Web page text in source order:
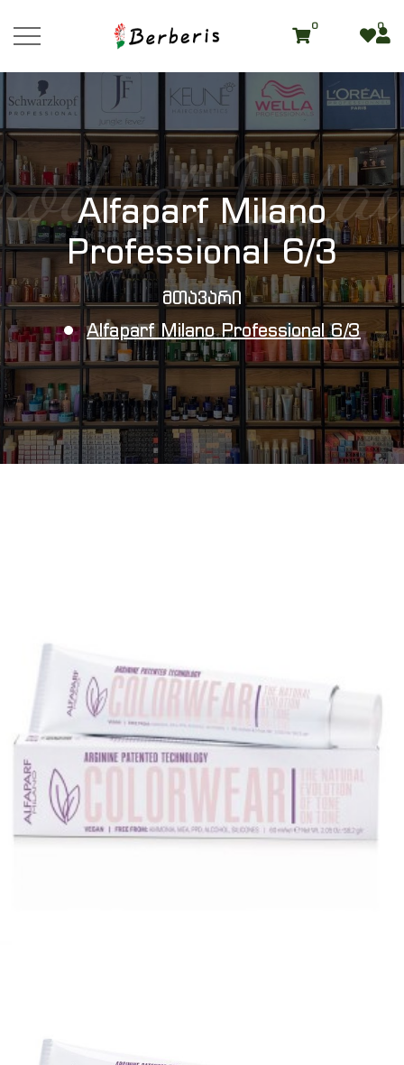
0 0
Alfaparf Milano
Professional 6/3
Მთავარი
Alfaparf Milano Professional 6/3